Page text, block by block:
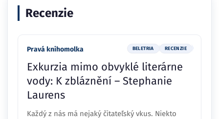
Recenzie
Pravá knihomolka BELETRIA RECENZIE
Exkurzia mimo obvyklé literárne
vody: K zbláznění – Stephanie
Laurens
Každý z nás má nejaký čitateľský vkus. Niekto